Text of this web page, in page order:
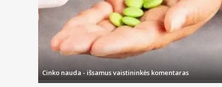
Čia taip pat rasite ir kosmetinės paskirties priemonių, kurios
Cinko nauda - išsamus vaistininkės komentaras